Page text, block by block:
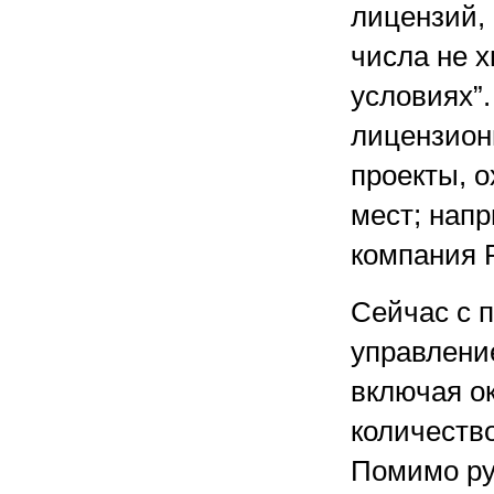
лицензий,
числа не
проекты,
мест;
компания
Сейчас с
включая
Помимо